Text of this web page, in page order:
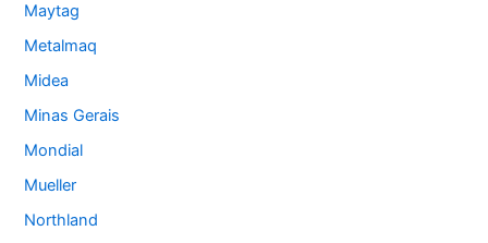
Maytag
Metalmaq
Midea
Minas Gerais
Mondial
Mueller
Northland